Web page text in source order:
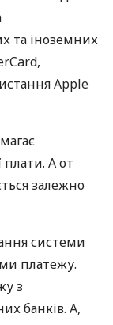
та іноземних
Apple
плати. А от
залежно
системи
платежу.
з
банків. А,